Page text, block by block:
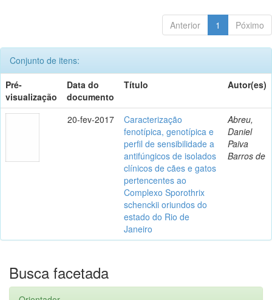
Anterior 1 Póximo
Conjunto de itens:
Pré-
visualização
Data do
documento
Título Autor(es)
20-fev-2017
Caracterização
fenotípica, genotípica e
perfil de sensibilidade a
antifúngicos de isolados
clínicos de cães e gatos
pertencentes ao
Complexo Sporothrix
schenckii oriundos do
estado do Rio de
Janeiro
Abreu,
Daniel
Paiva
Barros de
Busca facetada